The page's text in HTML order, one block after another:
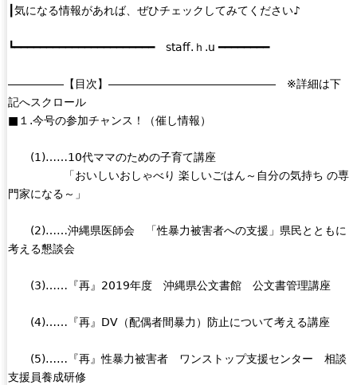
┃気になる情報があれば、ぜひチェックしてみてください♪
┗━━━━━━━━━━━━━━━━━━━━━━ staff.ｈ.u ━━━━━━━━
―――――【目次】――――――――――――――― ※詳細は下
記へスクロール
■１.今号の参加チャンス！（催し情報）
(1)……10代ママのための子育て講座
「おいしいおしゃべり 楽しいごはん～自分の気持ち の専
門家になる～」
(2)……沖縄県医師会 「性暴力被害者への支援」県民とともに
考える懇談会
(3)……『再』2019年度 沖縄県公文書館 公文書管理講座
(4)……『再』DV（配偶者間暴力）防止について考える講座
(5)……『再』性暴力被害者 ワンストップ支援センター 相談
支援員養成研修